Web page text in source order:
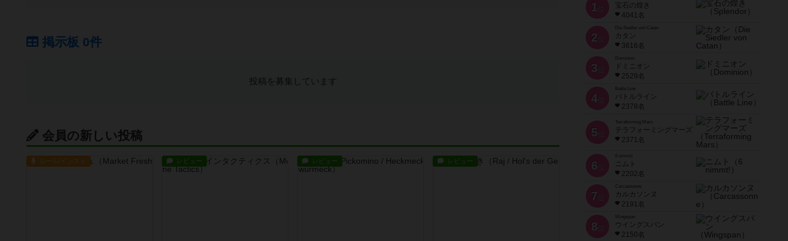
掲示板 0件
投稿を募集しています
会員の新しい投稿
ルール/インスト レビュー レビュー レビュー
1 位
宝石の煌き
4041名
2 位
Die Siedler von Catan
カタン
3616名
3 位
ドミニオン
2529名
4位
Battle Line
バトルライン
2378名
5 位
Terraforming Mars
テラフォーミングマーズ
2371名
6 位
ニムト
2202名
7 位
Carcassonne
カルカソンヌ
2191名
8 位
Wingspan
ウイングスパン
2150名